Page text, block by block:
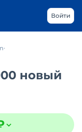
Войти
новый